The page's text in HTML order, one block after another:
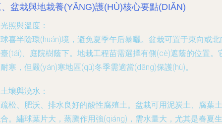
盆栽與地栽養(YǍNG)護(HÙ)核心要點(DIǍN)
照與溫度：
喜半陰環(huán)境，避免夏季午后暴曬。盆栽可置于東向或北
(tái)、庭院樹蔭下。地栽工程苗需選擇有側(cè)遮蔭的位置。
寒，但嚴(yán)寒地區(qū)冬季需適當(dāng)保護(hù)。
壤與澆水：
松、肥沃、排水良好的酸性腐殖土。盆栽可用泥炭土、腐葉土
。繡球葉片大，蒸騰作用強(qiáng)，需水量大，尤其是春夏生